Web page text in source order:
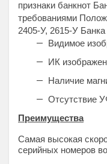
признаки банкнот
требованиями
2405-У, 2615-У Банка
Видимое
ИК
Наличие
Отсутствие
Преимущества
Самая высокая
серийных номеров